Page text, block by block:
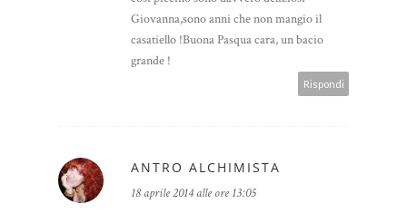
Giovanna,sono anni che non mangio il
casatiello !Buona Pasqua cara, un bacio
grande !
Rispondi
ANTRO ALCHIMISTA
18 aprile 2014 alle ore 13:05